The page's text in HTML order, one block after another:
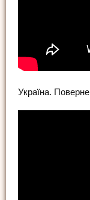
Україна.